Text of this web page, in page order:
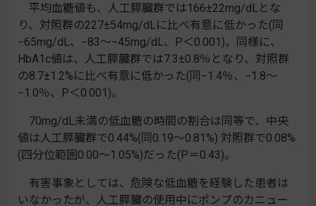
平均血糖値も、人工膵臓群では166±22mg/dLとな
り、対照群の227±54mg/dLに比べ有意に低かった(同
−65mg/dL、−83～−45mg/dL、P＜0.001)。同様に、
HbA1c値は、人工膵臓群では7.3±0.8％となり、対照群
の8.7±1.2%に比べ有意に低かった(同−1.4％、−1.8～
−1.0％、P＜0.001)。
70mg/dL未満の低血糖の時間の割合は同等で、中央
値は人工膵臓群で0.44%(同0.19～0.81%) 対照群で0.08%
(四分位範囲0.00～1.05%)だった(P＝0.43)。
有害事象としては、危険な低血糖を経験した患者は
いなかったが、人工膵臓の使用中にポンプのカニュー